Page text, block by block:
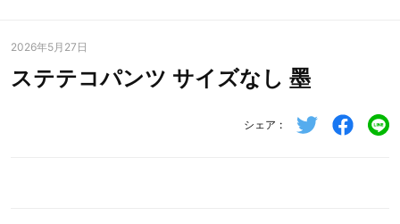
2026年5月27日
ステテコパンツ サイズなし 墨
シェア